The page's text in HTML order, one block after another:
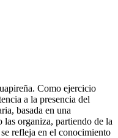
Como ejercicio
a la presencia del
basada en una
las organiza, partiendo de la
refleja en el conocimiento